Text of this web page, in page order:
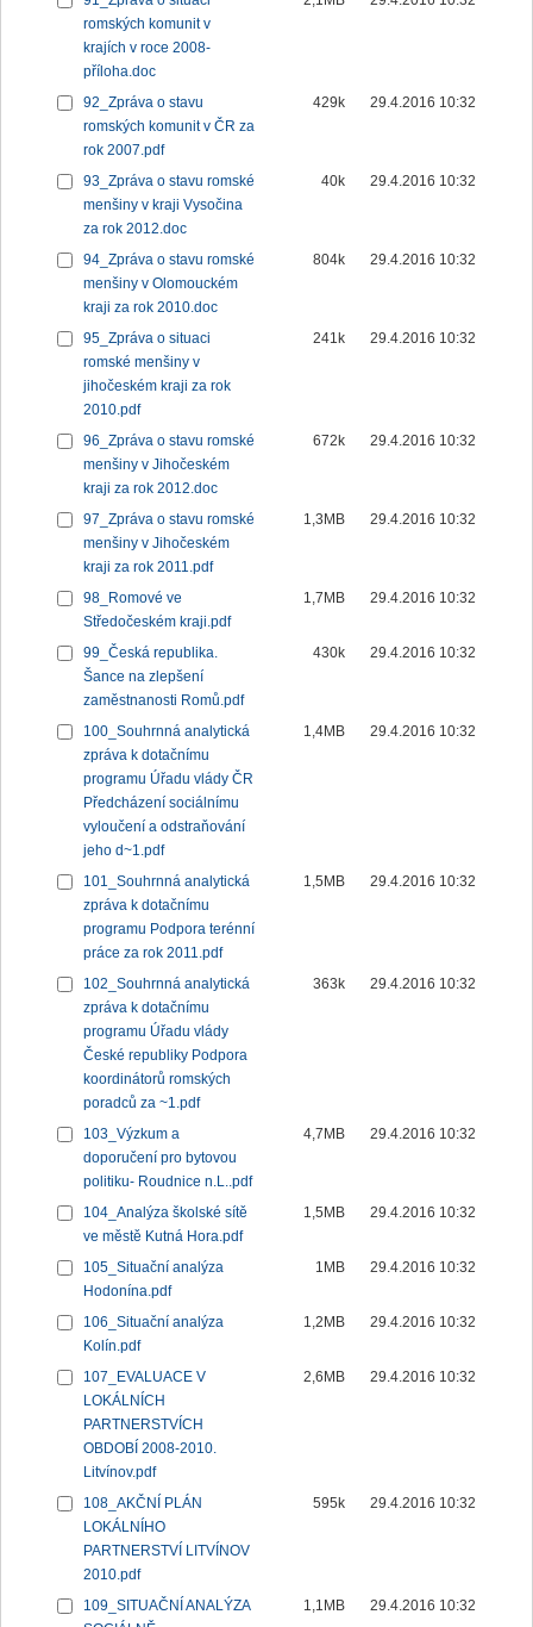
romských komunit v
krajích v roce 2008-
příloha.doc
92_Zpráva o stavu
romských komunit v ČR za
rok 2007.pdf
429k 29.4.2016 10:32
93_Zpráva o stavu romské
menšiny v kraji Vysočina
za rok 2012.doc
40k 29.4.2016 10:32
94_Zpráva o stavu romské
menšiny v Olomouckém
kraji za rok 2010.doc
804k 29.4.2016 10:32
95_Zpráva o situaci
romské menšiny v
jihočeském kraji za rok
2010.pdf
241k 29.4.2016 10:32
96_Zpráva o stavu romské
menšiny v Jihočeském
kraji za rok 2012.doc
672k 29.4.2016 10:32
97_Zpráva o stavu romské
menšiny v Jihočeském
kraji za rok 2011.pdf
1,3MB 29.4.2016 10:32
98_Romové ve
Středočeském kraji.pdf
1,7MB 29.4.2016 10:32
99_Česká republika.
Šance na zlepšení
zaměstnanosti Romů.pdf
430k 29.4.2016 10:32
100_Souhrnná analytická
zpráva k dotačnímu
programu Úřadu vlády ČR
Předcházení sociálnímu
vyloučení a odstraňování
jeho d~1.pdf
1,4MB 29.4.2016 10:32
101_Souhrnná analytická
zpráva k dotačnímu
programu Podpora terénní
práce za rok 2011.pdf
1,5MB 29.4.2016 10:32
102_Souhrnná analytická
zpráva k dotačnímu
programu Úřadu vlády
České republiky Podpora
koordinátorů romských
poradců za ~1.pdf
363k 29.4.2016 10:32
103_Výzkum a
doporučení pro bytovou
politiku- Roudnice n.L..pdf
4,7MB 29.4.2016 10:32
104_Analýza školské sítě
ve městě Kutná Hora.pdf
1,5MB 29.4.2016 10:32
105_Situační analýza
Hodonína.pdf
1MB 29.4.2016 10:32
106_Situační analýza
Kolín.pdf
1,2MB 29.4.2016 10:32
107_EVALUACE V
LOKÁLNÍCH
PARTNERSTVÍCH
OBDOBÍ 2008-2010.
Litvínov.pdf
2,6MB 29.4.2016 10:32
108_AKČNÍ PLÁN
LOKÁLNÍHO
PARTNERSTVÍ LITVÍNOV
2010.pdf
595k 29.4.2016 10:32
109_SITUAČNÍ ANALÝZA
1,1MB 29.4.2016 10:32